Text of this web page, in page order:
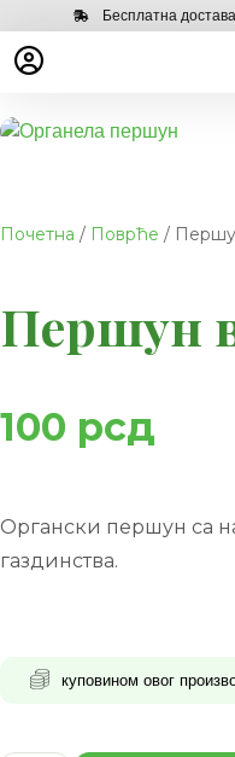
Бесплатна
Почетна / Поврће /
Першун
100 рсд
Органски першун са
газдинства.
куповином овог